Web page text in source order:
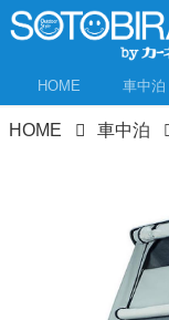
HOME 車中泊
HOME 車中泊